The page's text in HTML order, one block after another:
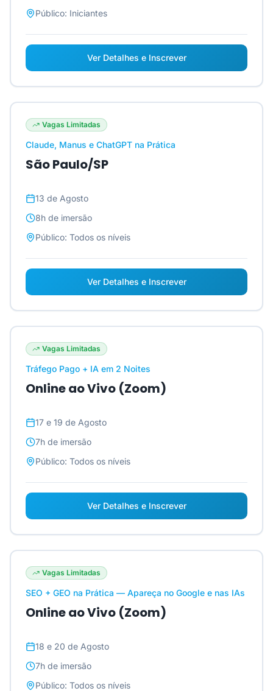
Público: Iniciantes
Ver Detalhes e Inscrever
Vagas Limitadas
Claude, Manus e ChatGPT na Prática
São Paulo/SP
13 de Agosto
8h de imersão
Público: Todos os níveis
Ver Detalhes e Inscrever
Vagas Limitadas
Tráfego Pago + IA em 2 Noites
Online ao Vivo (Zoom)
17 e 19 de Agosto
7h de imersão
Público: Todos os níveis
Ver Detalhes e Inscrever
Vagas Limitadas
SEO + GEO na Prática — Apareça no Google e nas IAs
Online ao Vivo (Zoom)
18 e 20 de Agosto
7h de imersão
Público: Todos os níveis